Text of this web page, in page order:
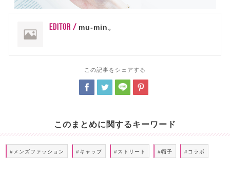
EDITOR / mu-min。
この記事をシェアする
このまとめに関するキーワード
#メンズファッション #キャップ #ストリート #帽子 #コラボ